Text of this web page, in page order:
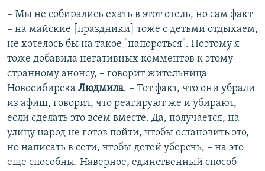
– Мы не собирались ехать в этот отель, но сам факт
– на майские [праздники] тоже с детьми отдыхаем,
не хотелось бы на такое "напороться". Поэтому я
тоже добавила негативных комментов к этому
странному анонсу, – говорит жительница
Новосибирска Людмила. – Тот факт, что они убрали
из афиш, говорит, что реагируют же и убирают,
если сделать это всем вместе. Да, получается, на
улицу народ не готов пойти, чтобы остановить это,
но написать в сети, чтобы детей уберечь, – на это
еще способны. Наверное, единственный способ